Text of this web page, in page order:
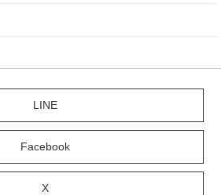
LINE
Facebook
X